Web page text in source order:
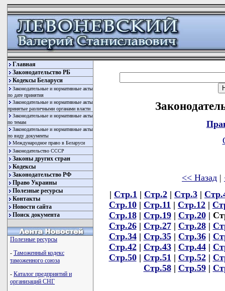
Главная
Законодательство РБ
Кодексы Беларуси
Законодательные и нормативные акты
по дате принятия
Законодательные и нормативные акты
принятые различными органами власти
Законодательные и нормативные акты
по темам
Законодательные и нормативные акты
по виду документы
Международное право в Беларуси
Законодательство СССР
Законы других стран
Кодексы
Законодательство РФ
Право Украины
Полезные ресурсы
Контакты
Новости сайта
Поиск документа
Полезные ресурсы
- Таможенный кодекс
таможенного союза
- Каталог предприятий и
организаций СНГ
<< Назад |
| Стр.1 | Стр.2 | Стр.3 |
Стр.10 | Стр.11 | Стр.12 |
Стр.18| Стр.19| Стр.20|
Стр.26| Стр.27| Стр.28|
Стр.34| Стр.35| Стр.36|
Стр.42| Стр.43| Стр.44|
Стр.50| Стр.51 | Стр.52|
Стр.58| Стр.59|